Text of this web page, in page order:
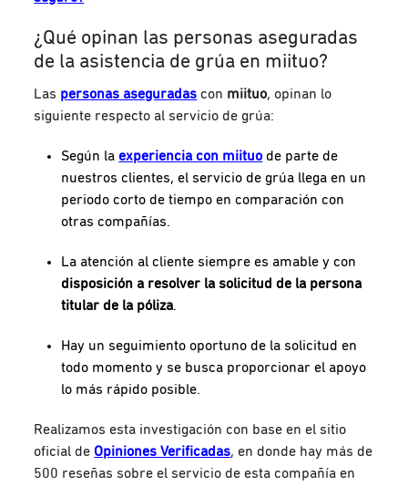
¿Qué opinan las personas aseguradas
de la asistencia de grúa en miituo?
Las personas aseguradas con miituo, opinan lo
siguiente respecto al servicio de grúa:
Según la experiencia con miituo de parte de
nuestros clientes, el servicio de grúa llega en un
periodo corto de tiempo en comparación con
otras compañías.
La atención al cliente siempre es amable y con
disposición a resolver la solicitud de la persona
titular de la póliza.
Hay un seguimiento oportuno de la solicitud en
todo momento y se busca proporcionar el apoyo
lo más rápido posible.
Realizamos esta investigación con base en el sitio
oficial de Opiniones Verificadas, en donde hay más de
500 reseñas sobre el servicio de esta compañía en